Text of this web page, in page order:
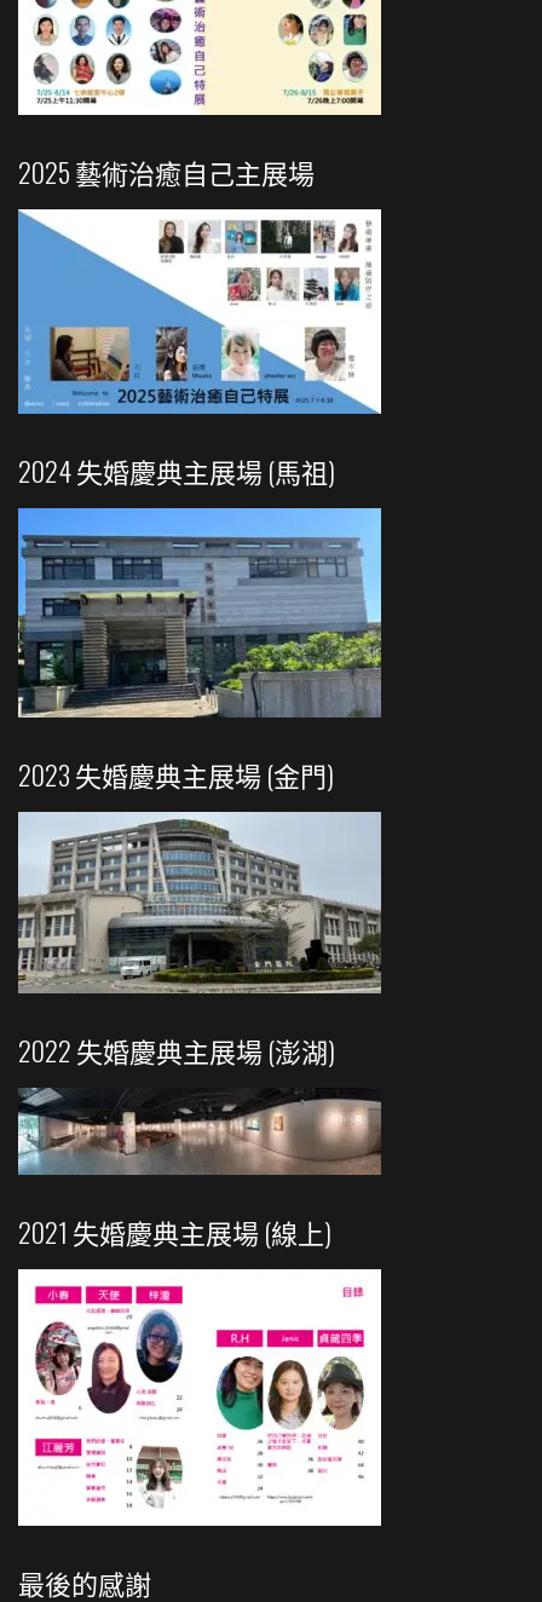
2025 藝術治癒自己主展場
2024 失婚慶典主展場 (馬祖)
2023 失婚慶典主展場 (金門)
2022 失婚慶典主展場 (澎湖)
2021 失婚慶典主展場 (線上)
最後的感謝